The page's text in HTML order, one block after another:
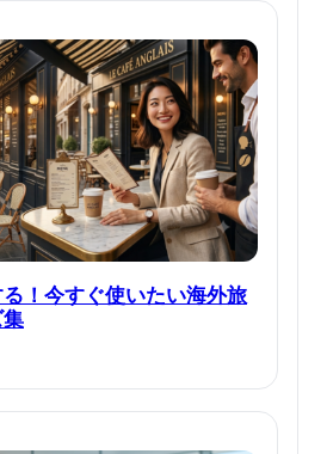
！今すぐ使いたい海外旅